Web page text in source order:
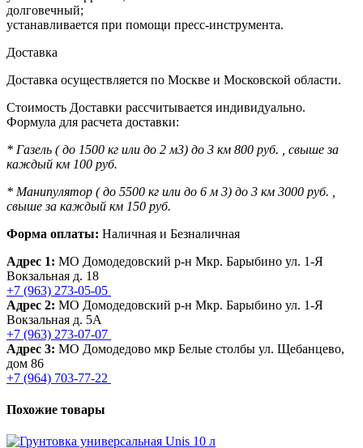
долговечный;
устанавливается при помощи пресс-инструмента.
Доставка
Доставка осуществляется по Москве и Московской области.
Стоимость Доставки рассчитывается индивидуально.
Формула для расчета доставки:
* Газель ( до 1500 кг или до 2 м3) до 3 км 800 руб. , свыше за
каждый км 100 руб.
* Манипулятор ( до 5500 кг или до 6 м 3) до 3 км 3000 руб. ,
свыше за каждый км 150 руб.
Форма оплаты: Наличная и Безналичная
Адрес 1: МО Домодедовский р-н Мкр. Барыбино ул. 1-Я
Вокзальная д. 18
+7 (963) 273-05-05
Адрес 2: МО Домодедовский р-н Мкр. Барыбино ул. 1-Я
Вокзальная д. 5А
+7 (963) 273-07-07
Адрес 3: МО Домодедово мкр Белые столбы ул. Щебанцево,
дом 86
+7 (964) 703-77-22
Похожие товары